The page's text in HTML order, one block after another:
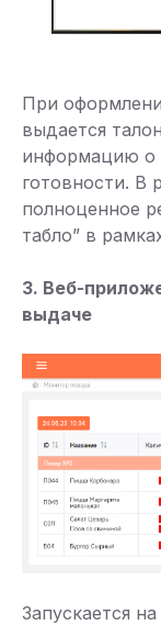
При
выдается
информацию о
готовности. В
полноценное
табло” в
3. Веб-
выдаче
Запускается